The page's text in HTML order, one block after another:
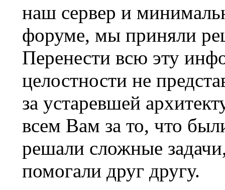
наш сервер и
форуме, мы приняли
Перенести всю эту
целостности не
за устаревшей
всем Вам за то, что
решали сложные
помогали друг другу.